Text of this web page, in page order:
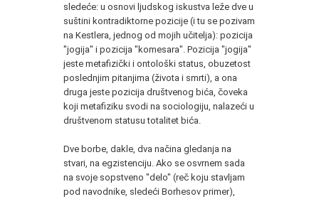
sledeće: u osnovi ljudskog iskustva leže dve u
suštini kontradiktorne pozicije (i tu se pozivam
na Kestlera, jednog od mojih učitelja): pozicija
"jogija" i pozicija "komesara". Pozicija "jogija"
jeste metafizički i ontološki status, obuzetost
poslednjim pitanjima (života i smrti), a ona
druga jeste pozicija društvenog bića, čoveka
koji metafiziku svodi na sociologiju, nalazeći u
društvenom statusu totalitet bića.
Dve borbe, dakle, dva načina gledanja na
stvari, na egzistenciju. Ako se osvrnem sada
na svoje sopstveno "delo" (reč koju stavljam
pod navodnike, sledeći Borhesov primer),